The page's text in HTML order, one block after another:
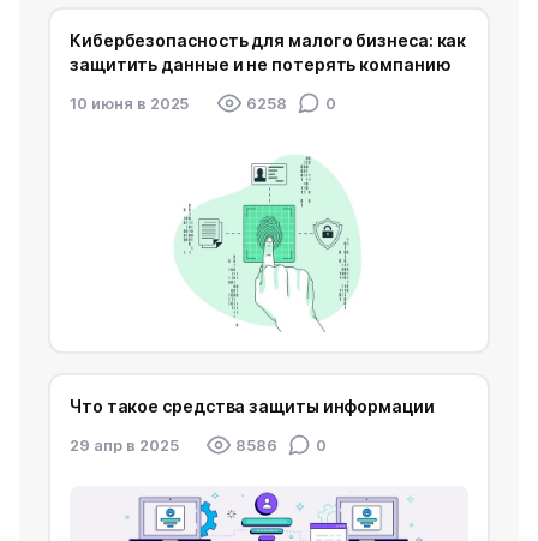
Кибербезопасность для малого бизнеса: как
защитить данные и не потерять компанию
10 июня в 2025 6258 0
Что такое средства защиты информации
29 апр в 2025 8586 0